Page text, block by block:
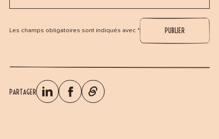
Les champs obligatoires sont indiqués avec *
PARTAGER